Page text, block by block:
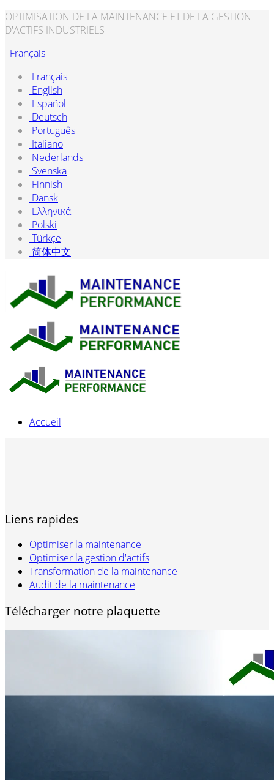
OPTIMISATION DE LA MAINTENANCE ET DE LA GESTION
D'ACTIFS INDUSTRIELS
Français
Français
English
Español
Deutsch
Português
Italiano
Nederlands
Svenska
Finnish
Dansk
Ελληνικά
Polski
Türkçe
简体中文
Accueil
Liens rapides
Optimiser la maintenance
Optimiser la gestion d'actifs
Transformation de la maintenance
Audit de la maintenance
Télécharger notre plaquette